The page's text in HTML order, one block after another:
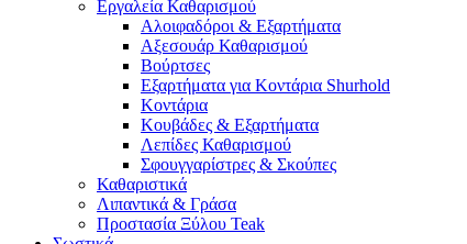
Εργαλεία Καθαρισμού
Αλοιφαδόροι & Εξαρτήματα
Αξεσουάρ Καθαρισμού
Βούρτσες
Εξαρτήματα για Κοντάρια Shurhold
Κοντάρια
Κουβάδες & Εξαρτήματα
Λεπίδες Καθαρισμού
Σφουγγαρίστρες & Σκούπες
Καθαριστικά
Λιπαντικά & Γράσα
Προστασία Ξύλου Teak